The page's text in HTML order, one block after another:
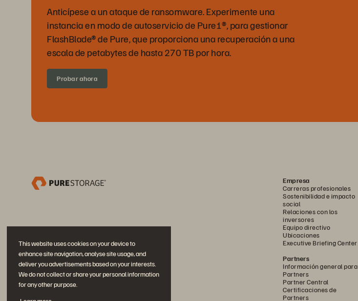
This website uses cookies on your device to
enhance site navigation, analyse site usage, and
deliver you advertisements based on your interests.
We do not collect or share your personal information
for any other purpose.
Anticípese a un ataque de ransomware. Experimente una
instancia en modo de autoservicio de Pure1®, para gestionar
FlashBlade® de Pure, que proporciona una recuperación a una
escala de petabytes de hasta 270 TB por hora.
Probar ahora
Empresa
Carreras profesionales
Sostenibilidad e impacto
social
Relaciones con los
inversores
Equipo directivo
Ubicaciones
Executive Briefing Center
Partners
Información general para
Partners
Partner Central
Certificaciones de
Partners
Únase a la conversación